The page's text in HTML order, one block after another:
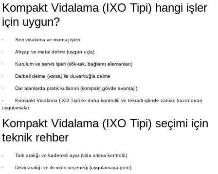
Kompakt Vidalama (IXO Tipi) hangi işler
için uygun?
· Seri vidalama ve montaj işleri
· Ahşap ve metal delme (uygun uçla)
· Kurulum ve servis işleri (sök-tak, bağlantı elemanları)
· Darbeli delme (varsa) ile duvar/tuğla delme
· Dar alanlarda pratik kullanım (kompakt gövde avantajı)
·
Kompakt Vidalama (IXO Tipi) ile daha kontrollü ve tekrarlı işlerde zaman kazandıran
uygulamalar
Kompakt Vidalama (IXO Tipi) seçimi için
teknik rehber
· Tork aralığı ve kademeli ayar (vida sıkma kontrolü)
· Devir aralığı ve iki vites seçeneği (uygulamaya göre)